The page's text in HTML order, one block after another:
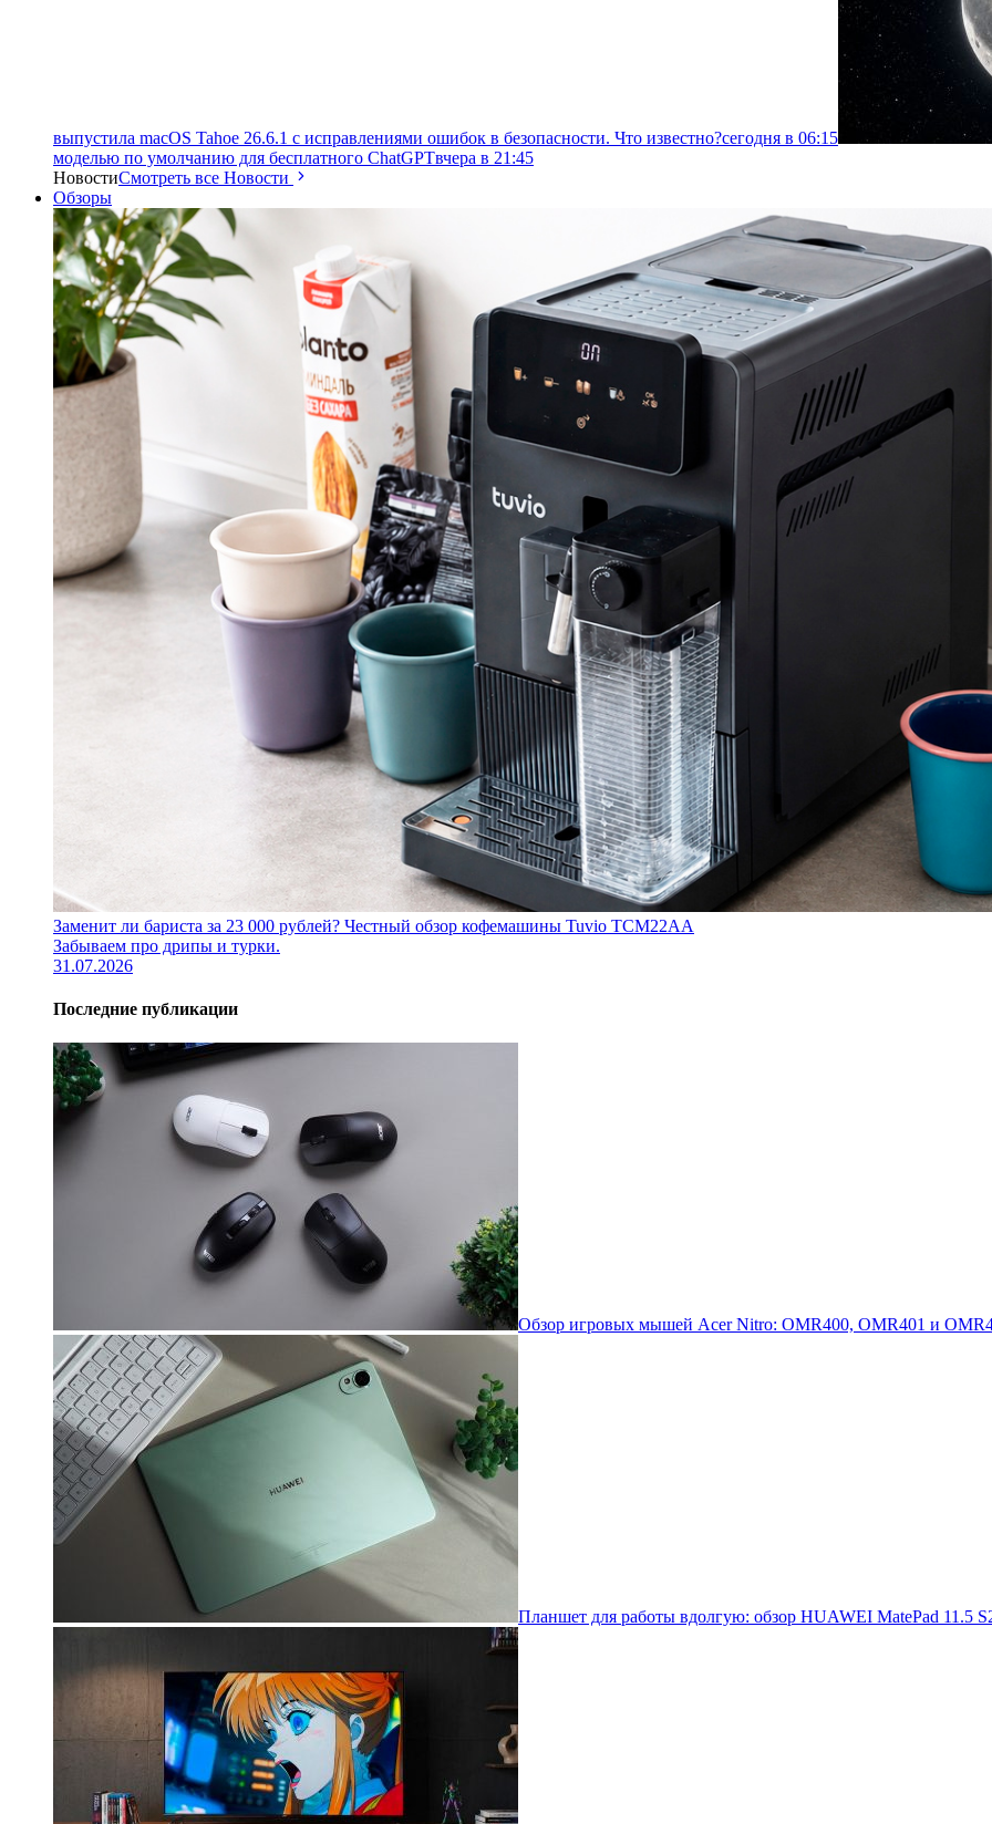
выпустила macOS Tahoe 26.6.1 с исправлениями ошибок в безопасности. Что известно?сегодня в 06:15
моделью по умолчанию для бесплатного ChatGPTвчера в 21:45
НовостиСмотреть все Новости
Обзоры
Заменит ли бариста за 23 000 рублей? Честный обзор кофемашины Tuvio TCM22AA
Забываем про дрипы и турки.
31.07.2026
Последние публикации
Обзор игровых мышей Acer Nitro: OMR400, OMR401 и
Планшет для работы вдолгую: обзор HUAWEI MatePad 11.5 S